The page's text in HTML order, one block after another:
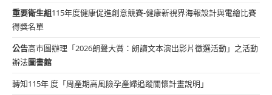
重要衛生組115年度健康促進創意競賽-健康新視界海報設計與電繪比賽
得獎名單
公告高市圖辦理「2026朗聲大賞：朗讀文本演出影片徵選活動」之活動
辦法圖書館
轉知115年 度「周產期高風險孕產婦追蹤關懷計畫說明」